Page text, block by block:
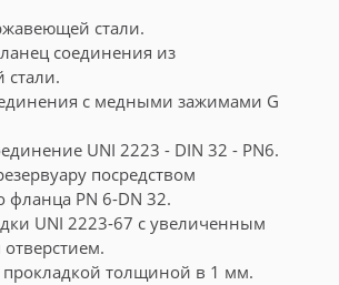
стали.
соединения из
с медными зажимами G
UNI 2223 - DIN 32 - PN6.
посредством
фланца PN 6-DN 32.
UNI 2223-67 с увеличенным
прокладкой толщиной в 1 мм.